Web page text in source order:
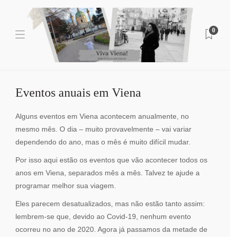
0
Eventos anuais em Viena
Alguns eventos em Viena acontecem anualmente, no
mesmo mês. O dia – muito provavelmente – vai variar
dependendo do ano, mas o mês é muito difícil mudar.
Por isso aqui estão os eventos que vão acontecer todos os
anos em Viena, separados mês a mês. Talvez te ajude a
programar melhor sua viagem.
Eles parecem desatualizados, mas não estão tanto assim:
lembrem-se que, devido ao Covid-19, nenhum evento
ocorreu no ano de 2020. Agora já passamos da metade de